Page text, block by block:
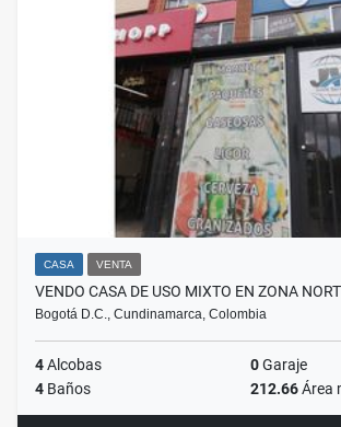
CASA VENTA
VENDO CASA DE USO MIXTO EN ZONA
Bogotá D.C., Cundinamarca, Colombia
4Alcobas 0Garaje
4 Baños 212.66Área